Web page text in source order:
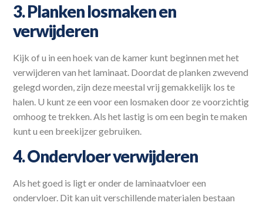
3. Planken losmaken en
verwijderen
Kijk of u in een hoek van de kamer kunt beginnen met het
verwijderen van het laminaat. Doordat de planken zwevend
gelegd worden, zijn deze meestal vrij gemakkelijk los te
halen. U kunt ze een voor een losmaken door ze voorzichtig
omhoog te trekken. Als het lastig is om een begin te maken
kunt u een breekijzer gebruiken.
4. Ondervloer verwijderen
Als het goed is ligt er onder de laminaatvloer een
ondervloer. Dit kan uit verschillende materialen bestaan